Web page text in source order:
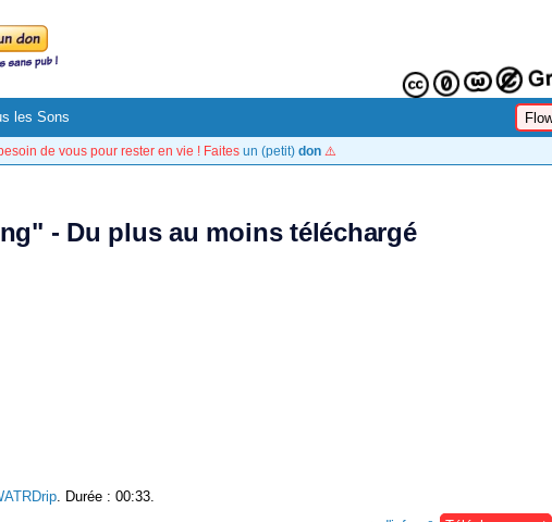
les Sons
de vous pour rester en vie ! Faites un (petit) don ⚠️
- Du plus au moins téléchargé
. Durée : 00:33.